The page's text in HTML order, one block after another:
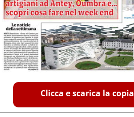
Clicca e scarica la copia